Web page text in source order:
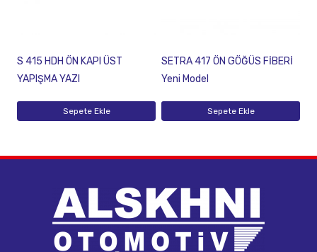
S 415 HDH ÖN KAPI ÜST
YAPIŞMA YAZI
Sepete Ekle
SETRA 417 ÖN GÖĞÜS FİBERİ
Yeni Model
Sepete Ekle